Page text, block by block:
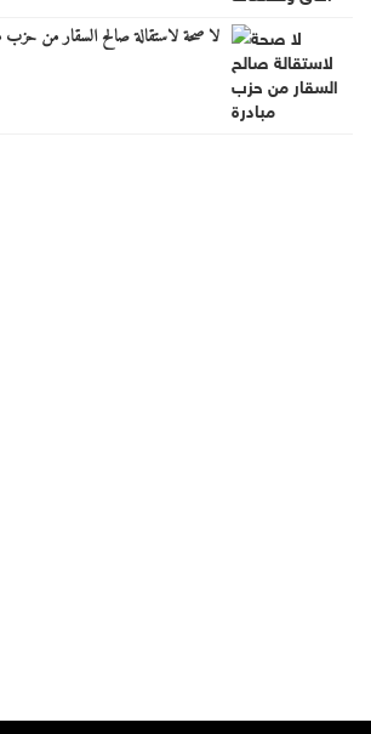
لا صحة لاستقالة صالح السقار من حزب